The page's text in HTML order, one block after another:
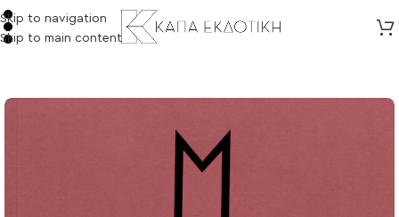
Skip to navigation
Skip to main content